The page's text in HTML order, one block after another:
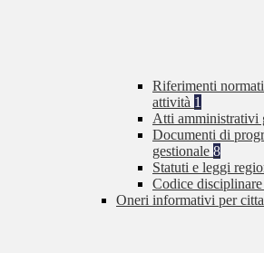
Riferimenti
attività 1
Atti amministrativi
Documenti di
gestionale 8
Statuti e leggi
Codice
Oneri informativi per